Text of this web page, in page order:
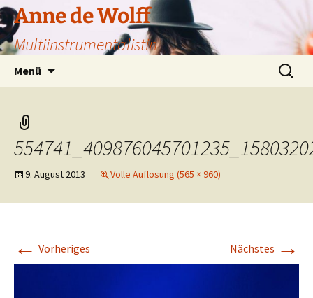
Zum
Inhalt
springen
Anne de Wolff
Multiinstrumentalistin
Menü
Suchen
nach:
9. August 2013 Volle Auflösung (565 × 960)
← Vorheriges Nächstes →